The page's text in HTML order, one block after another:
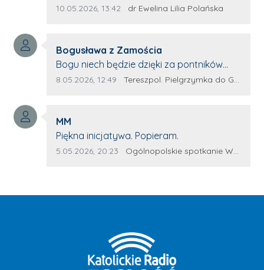
Data dodania komentarza:
10.05.2026, 13:42 Źródło komentarza:
dr Ewelina Lilia Polańska
Autor komentarza:
Bogusława z Zamościa
Treść komentarza:
Bogu niech będzie dzięki za pontników
Terespola Wyglądają jak kolorowe ptaki
siły. Wsteczny że z innych parafii dojadą
potnicy. Wszystko w wolność dzieci
Bożych - Amen Maryjo prowadź nas
Maryją nie pomylisz drogi!!!!! Zaśpiewajmy
razem tą piękną pieśń i spotkajmy się za
rok w Tereszpolu Szczęść Boże i Ave
Data dodania komentarza:
8.05.2026, 12:49 Źródło komentarza:
Tereszpol. Pielgrzymka do Górecka Kościelnego
Autor komentarza:
MM
Treść komentarza:
Piękna inicjatywa. Popieram.
Data dodania komentarza:
5.05.2026, 20:23 Źródło komentarza:
Ogólnopolskie spotkanie Wojowników Maryi w Leżajsku